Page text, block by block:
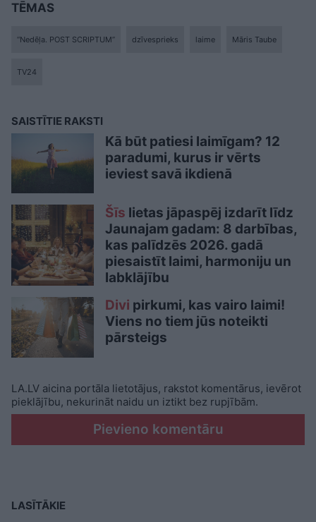
TĒMAS
“Nedēļa. POST SCRIPTUM” dzīvesprieks laime Māris Taube
TV24
SAISTĪTIE RAKSTI
Kā būt patiesi laimīgam? 12
paradumi, kurus ir vērts
ieviest savā ikdienā
Šīs lietas jāpaspēj izdarīt līdz
Jaunajam gadam: 8 darbības,
kas palīdzēs 2026. gadā
piesaistīt laimi, harmoniju un
labklājību
Divi pirkumi, kas vairo laimi!
Viens no tiem jūs noteikti
pārsteigs
LA.LV aicina portāla lietotājus, rakstot komentārus, ievērot
pieklājību, nekurināt naidu un iztikt bez rupjībām.
Pievieno komentāru
LASĪTĀKIE